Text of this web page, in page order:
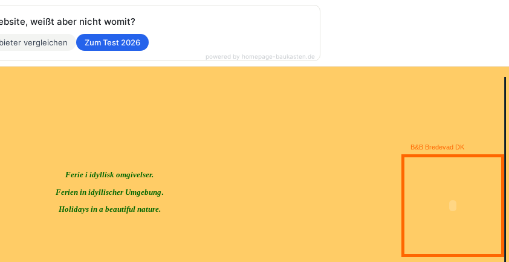
Ferie i idyllisk omgivelser.
Ferien in idyllischer Umgebung.
Holidays in a beautiful nature.
B&B Bredevad DK
weißt aber nicht womit?
vergleichen Zum Test 2026
powered by homepage-baukasten.de